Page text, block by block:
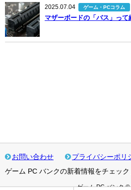
2025.07.04 ゲーム・PCコラム
マザーボードの「バス」って
お問い合わせ プライバシーポリ
ゲーム PC バンクの新着情報をチェック
ゲーム PC バンク